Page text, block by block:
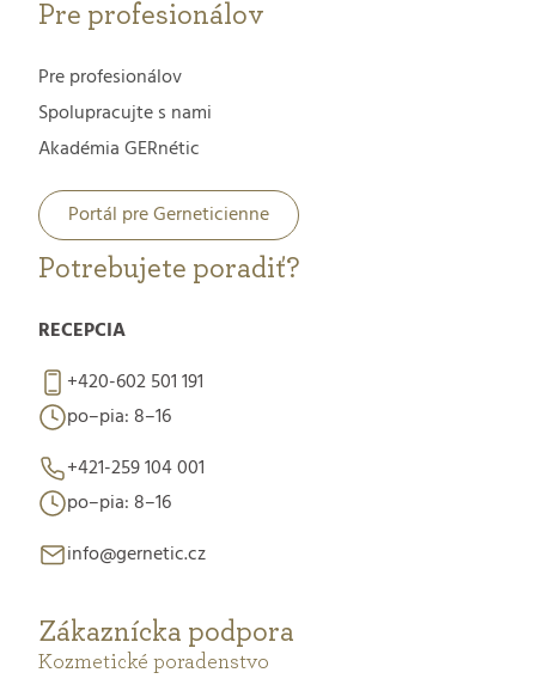
Pre profesionálov
Pre profesionálov
Spolupracujte s nami
Akadémia GERnétic
Portál pre Gerneticienne
Potrebujete poradiť?
RECEPCIA
+420-602 501 191
po–pia: 8–16
+421-259 104 001
po–pia: 8–16
info@gernetic.cz
Zákaznícka podpora
Kozmetické poradenstvo